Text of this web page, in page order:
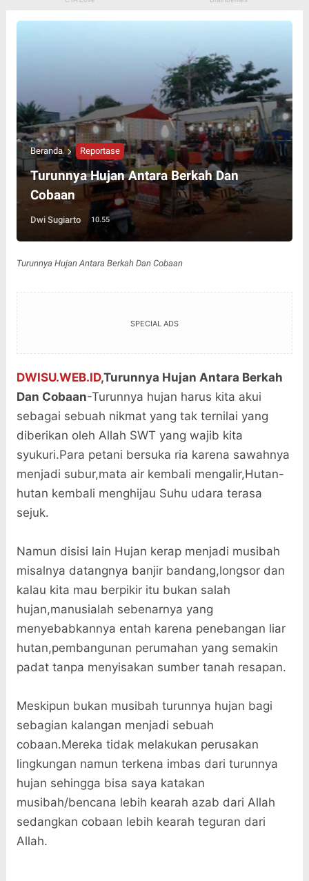
Beranda Reportase
Turunnya Hujan Antara Berkah Dan
Cobaan
Dwi Sugiarto 10.55
Turunnya Hujan Antara Berkah Dan Cobaan
SPECIAL ADS
DWISU.WEB.ID,Turunnya Hujan Antara Berkah
Dan Cobaan-Turunnya hujan harus kita akui
sebagai sebuah nikmat yang tak ternilai yang
diberikan oleh Allah SWT yang wajib kita
syukuri.Para petani bersuka ria karena sawahnya
menjadi subur,mata air kembali mengalir,Hutan-
hutan kembali menghijau Suhu udara terasa
sejuk.
Namun disisi lain Hujan kerap menjadi musibah
misalnya datangnya banjir bandang,longsor dan
kalau kita mau berpikir itu bukan salah
hujan,manusialah sebenarnya yang
menyebabkannya entah karena penebangan liar
hutan,pembangunan perumahan yang semakin
padat tanpa menyisakan sumber tanah resapan.
Meskipun bukan musibah turunnya hujan bagi
sebagian kalangan menjadi sebuah
cobaan.Mereka tidak melakukan perusakan
lingkungan namun terkena imbas dari turunnya
hujan sehingga bisa saya katakan
musibah/bencana lebih kearah azab dari Allah
sedangkan cobaan lebih kearah teguran dari
Allah.